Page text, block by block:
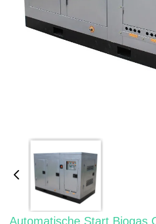
Automatische Start Biogas